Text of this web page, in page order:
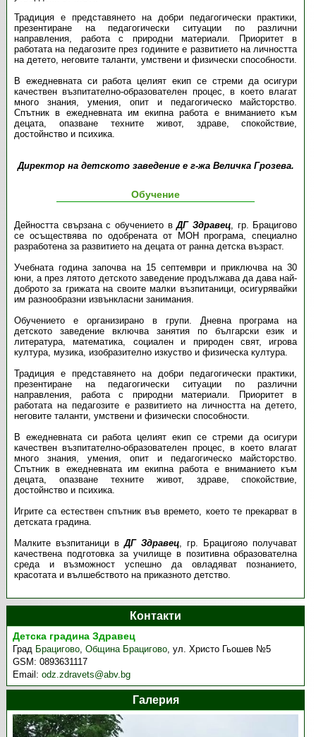
Традиция е представянето на добри педагогически практики,
презентиране на педагогически ситуации по различни
направления, работа с природни материали. Приоритет в
работата на педагозите през годините е развитието на личността
на детето, неговите таланти, умствени и физически способности.
В ежедневната си работа целият екип се стреми да осигури
качествен възпитателно-образователен процес, в което влагат
много знания, умения, опит и педагогическо майсторство.
Спътник в ежедневната им екипна работа е вниманието към
децата, опазване техните живот, здраве, спокойствие,
достойнство и психика.
Директор на детското заведение е г-жа Величка Грозева.
Обучение
Дейността свързана с обучението вДГ Здравец, гр. Брацигово
се осъществява по одобрената от МОН програма, специално
разработена за развитието на децата от ранна детска възраст.
Учебната година започва на 15 септември и приключва на 30
юни, а през лятото детското заведение продължава да дава най-
доброто за грижата на своите малки възпитаници, осигурявайки
им разнообразни извънкласни занимания.
Обучението е организирано в групи. Дневна програма на
детското заведение включва занятия по български език и
литература, математика, социален и природен свят, игрова
култура, музика, изобразително изкуство и физическа култура.
Традиция е представянето на добри педагогически практики,
презентиране на педагогически ситуации по различни
направления, работа с природни материали. Приоритет в
работата на педагозите е развитието на личността на детето,
неговите таланти, умствени и физически способности.
В ежедневната си работа целият екип се стреми да осигури
качествен възпитателно-образователен процес, в което влагат
много знания, умения, опит и педагогическо майсторство.
Спътник в ежедневната им екипна работа е вниманието към
децата, опазване техните живот, здраве, спокойствие,
достойнство и психика.
Игрите са естествен спътник във времето, което те прекарват в
детската градина.
Малките възпитаници вДГ Здравец, гр. Брацигояо получават
качествена подготовка за училище в позитивна образователна
среда и възможност успешно да овладяват познанието,
красотата и вълшебството на приказното детство.
Контакти
Детска градина Здравец
Град Брацигово,Община Брацигово,ул. Христо Гьошев №5
GSM:0893631117
Email:odz.zdravets@abv.bg
Галерия